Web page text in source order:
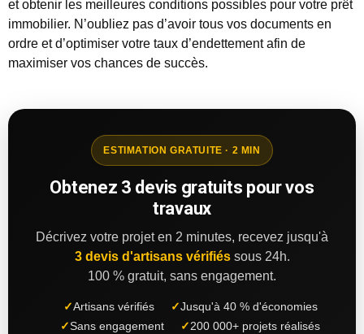
et obtenir les meilleures conditions possibles pour votre prêt
immobilier. N’oubliez pas d’avoir tous vos documents en
ordre et d’optimiser votre taux d’endettement afin de
maximiser vos chances de succès.
ESTIMATION GRATUITE · 2 MIN
Obtenez 3 devis gratuits pour vos
travaux
Décrivez votre projet en 2 minutes, recevez jusqu'à
3 devis d'artisans vérifiéssous 24h.
100 % gratuit, sans engagement.
✓Artisans vérifiés ✓Jusqu'à 40 % d'économies
✓Sans engagement ✓200 000+ projets réalisés